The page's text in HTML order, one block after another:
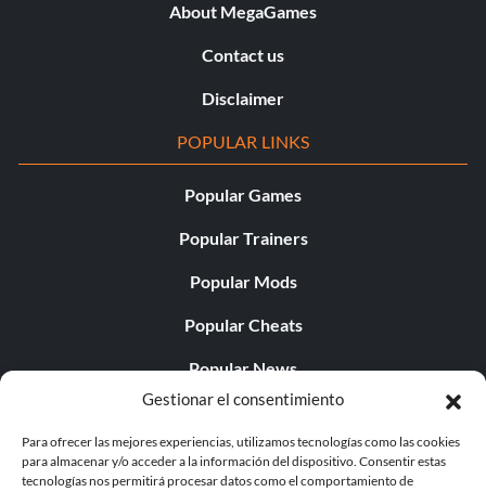
Gestionar el consentimiento
Para ofrecer las mejores experiencias, utilizamos tecnologías como las cookies
para almacenar y/o acceder a la información del dispositivo. Consentir estas
tecnologías nos permitirá procesar datos como el comportamiento de
About MegaGames
Contact us
Disclaimer
POPULAR LINKS
Popular Games
Popular Trainers
Popular Mods
Popular Cheats
Popular News
Popular Editorials
Popular Free Games